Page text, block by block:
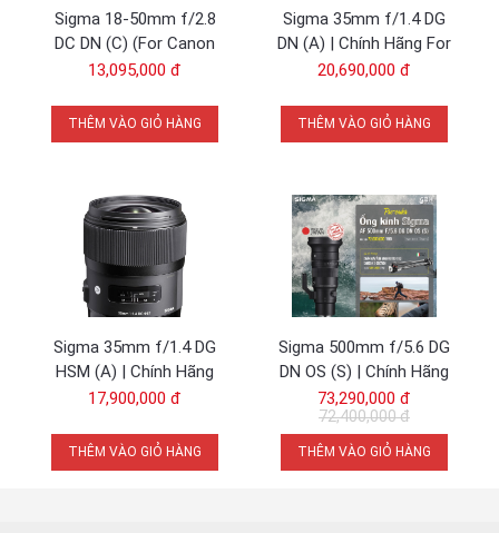
Sigma 18-50mm f/2.8
DC DN (C) (For Canon
RF) | Chính Hãng
13,095,000 đ
THÊM VÀO GIỎ HÀNG
Sigma 35mm f/1.4 DG
DN (A) | Chính Hãng For
Sony E
20,690,000 đ
THÊM VÀO GIỎ HÀNG
Sigma 35mm f/1.4 DG
HSM (A) | Chính Hãng
17,900,000 đ
THÊM VÀO GIỎ HÀNG
Sigma 500mm f/5.6 DG
DN OS (S) | Chính Hãng
73,290,000 đ
72,400,000 đ
THÊM VÀO GIỎ HÀNG